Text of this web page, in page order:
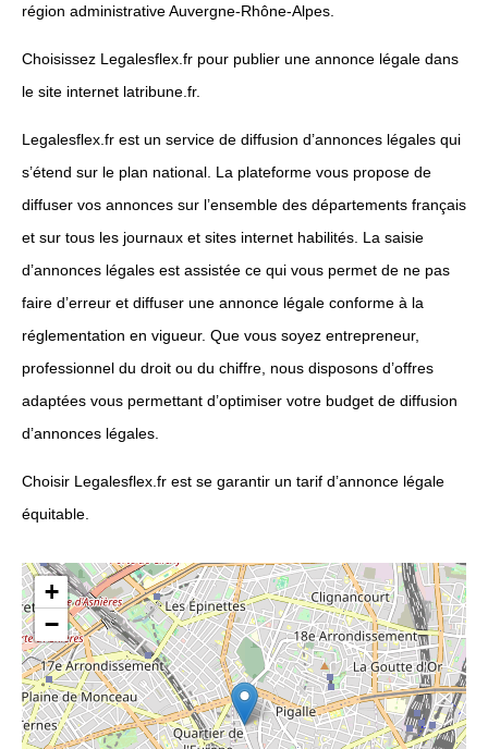
région administrative Auvergne-Rhône-Alpes.
Choisissez Legalesflex.fr pour publier une annonce légale dans
le site internet latribune.fr.
Legalesflex.fr est un service de diffusion d’annonces légales qui
s’étend sur le plan national. La plateforme vous propose de
diffuser vos annonces sur l’ensemble des départements français
et sur tous les journaux et sites internet habilités. La saisie
d’annonces légales est assistée ce qui vous permet de ne pas
faire d’erreur et diffuser une annonce légale conforme à la
réglementation en vigueur. Que vous soyez entrepreneur,
professionnel du droit ou du chiffre, nous disposons d’offres
adaptées vous permettant d’optimiser votre budget de diffusion
d’annonces légales.
Choisir Legalesflex.fr est se garantir un tarif d’annonce légale
équitable.
+
−